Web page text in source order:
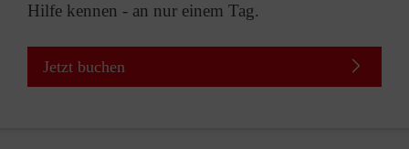
Hilfe kennen - an nur einem Tag.
Jetzt buchen